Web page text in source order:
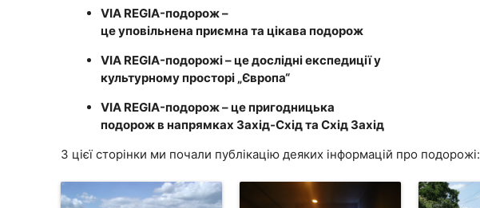
VIA REGIA-подорож –
це уповільнена приємна та цікава подорож
VIA REGIA-подорожі – це дослідні експедиції у
культурному просторі „Європа“
VIA REGIA-подорож – це пригодницька
подорож в напрямках Захід-Схід та Схід Захід
З цієї сторінки ми почали публікацію деяких інформацій про подорожі: